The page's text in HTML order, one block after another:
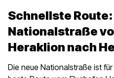
Schnellste Route:
Nationalstraße
Heraklion nach
Die neue Nationalstraße ist